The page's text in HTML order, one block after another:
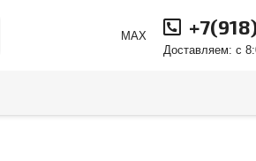
MAX
Доставляем: с